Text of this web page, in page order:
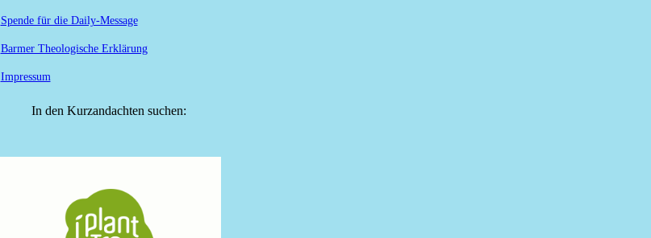
Spende für die Daily-Message
Barmer Theologische Erklärung
Impressum
In den Kurzandachten suchen: